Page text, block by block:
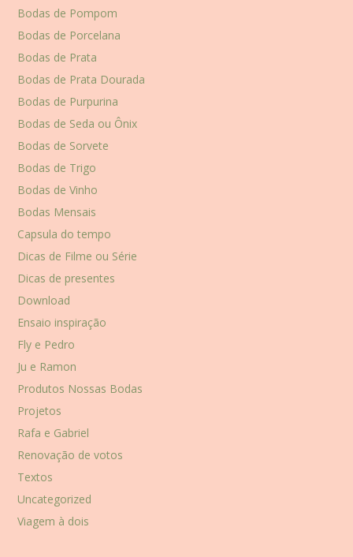
Bodas de Pompom
Bodas de Porcelana
Bodas de Prata
Bodas de Prata Dourada
Bodas de Purpurina
Bodas de Seda ou Ônix
Bodas de Sorvete
Bodas de Trigo
Bodas de Vinho
Bodas Mensais
Capsula do tempo
Dicas de Filme ou Série
Dicas de presentes
Download
Ensaio inspiração
Fly e Pedro
Ju e Ramon
Produtos Nossas Bodas
Projetos
Rafa e Gabriel
Renovação de votos
Textos
Uncategorized
Viagem à dois